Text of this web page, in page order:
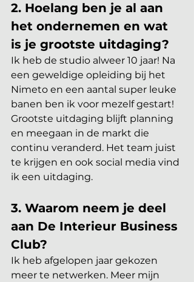
2. Hoelang ben je al aan
het ondernemen en wat
is je grootste uitdaging?
Ik heb de studio alweer 10 jaar! Na
een geweldige opleiding bij het
Nimeto en een aantal super leuke
banen ben ik voor mezelf gestart!
Grootste uitdaging blijft planning
en meegaan in de markt die
continu veranderd. Het team juist
te krijgen en ook social media vind
ik een uitdaging.
3. Waarom neem je deel
aan De Interieur Business
Club?
Ik heb afgelopen jaar gekozen
meer te netwerken. Meer mijn